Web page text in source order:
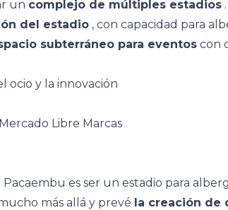
un complejo de múltiples estadios
del estadio , con capacidad para
subterráneo para eventos con
ocio y la innovación
es ser un estadio para
más allá y prevé la creación de